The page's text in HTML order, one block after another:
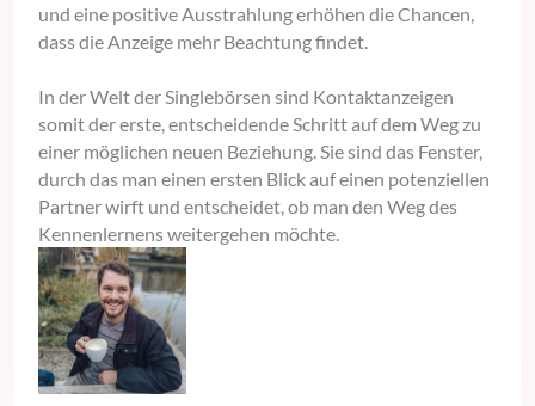
und eine positive Ausstrahlung erhöhen die Chancen,
dass die Anzeige mehr Beachtung findet.
In der Welt der Singlebörsen sind Kontaktanzeigen
somit der erste, entscheidende Schritt auf dem Weg zu
einer möglichen neuen Beziehung. Sie sind das Fenster,
durch das man einen ersten Blick auf einen potenziellen
Partner wirft und entscheidet, ob man den Weg des
Kennenlernens weitergehen möchte.